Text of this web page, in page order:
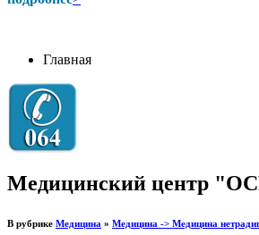
Главная
Медицинский центр
В рубрике Медицина » Медицина -> Медицина